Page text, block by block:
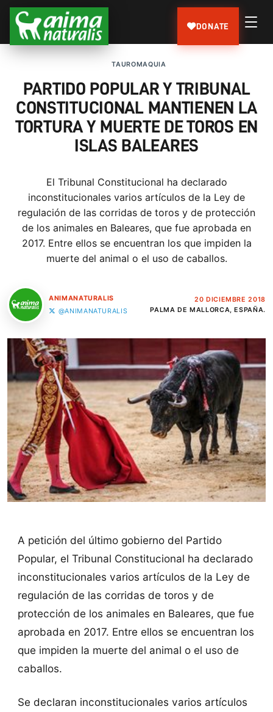
DONATE
TAUROMAQUIA
PARTIDO POPULAR Y TRIBUNAL
CONSTITUCIONAL MANTIENEN LA
TORTURA Y MUERTE DE TOROS EN
ISLAS BALEARES
El Tribunal Constitucional ha declarado
inconstitucionales varios artículos de la Ley de
regulación de las corridas de toros y de protección
de los animales en Baleares, que fue aprobada en
2017. Entre ellos se encuentran los que impiden la
muerte del animal o el uso de caballos.
ANIMANATURALIS
@ANIMANATURALIS
20 DICIEMBRE 2018
PALMA DE MALLORCA, ESPAÑA.
A petición del último gobierno del Partido
Popular, el Tribunal Constitucional ha declarado
inconstitucionales varios artículos de la Ley de
regulación de las corridas de toros y de
protección de los animales en Baleares, que fue
aprobada en 2017. Entre ellos se encuentran los
que impiden la muerte del animal o el uso de
caballos.
Se declaran inconstitucionales varios artículos